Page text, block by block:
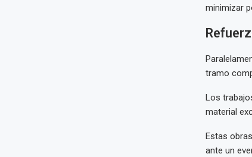
minimizar
tramo
Los
material
Estas
ante un